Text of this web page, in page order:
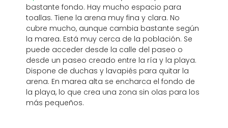
bastante fondo. Hay mucho espacio para
toallas. Tiene la arena muy fina y clara. No
cubre mucho, aunque cambia bastante según
la marea. Está muy cerca de la población. Se
puede acceder desde la calle del paseo o
desde un paseo creado entre la ría y la playa.
Dispone de duchas y lavapiés para quitar la
arena. En marea alta se encharca el fondo de
la playa, lo que crea una zona sin olas para los
más pequeños.